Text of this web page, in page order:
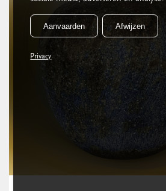
Aanvaarden Afwijzen
Privacy